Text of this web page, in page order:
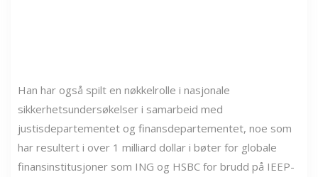
Han har også spilt en nøkkelrolle i nasjonale
sikkerhetsundersøkelser i samarbeid med
justisdepartementet og finansdepartementet, noe som
har resultert i over 1 milliard dollar i bøter for globale
finansinstitusjoner som ING og HSBC for brudd på IEEP-